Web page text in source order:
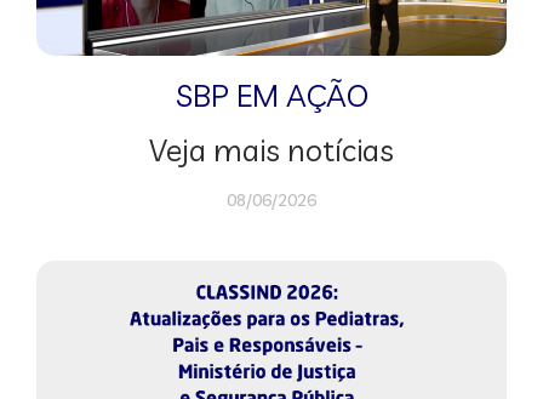
SBP EM AÇÃO
Veja mais notícias
08/06/2026